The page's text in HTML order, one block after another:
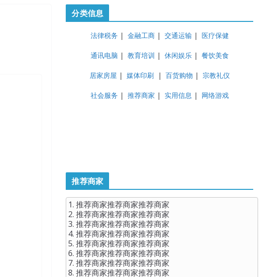
分类信息
法律税务 | 金融工商| 交通运输| 医疗保健
通讯电脑 | 教育培训 | 休闲娱乐| 餐饮美食
居家房屋 | 媒体印刷| 百货购物 | 宗教礼仪
社会服务 | 推荐商家 | 实用信息 | 网络游戏
推荐商家